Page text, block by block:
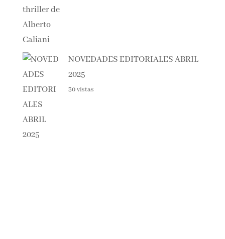
NOVEDADES EDITORIALES ABRIL
2025
30 vistas